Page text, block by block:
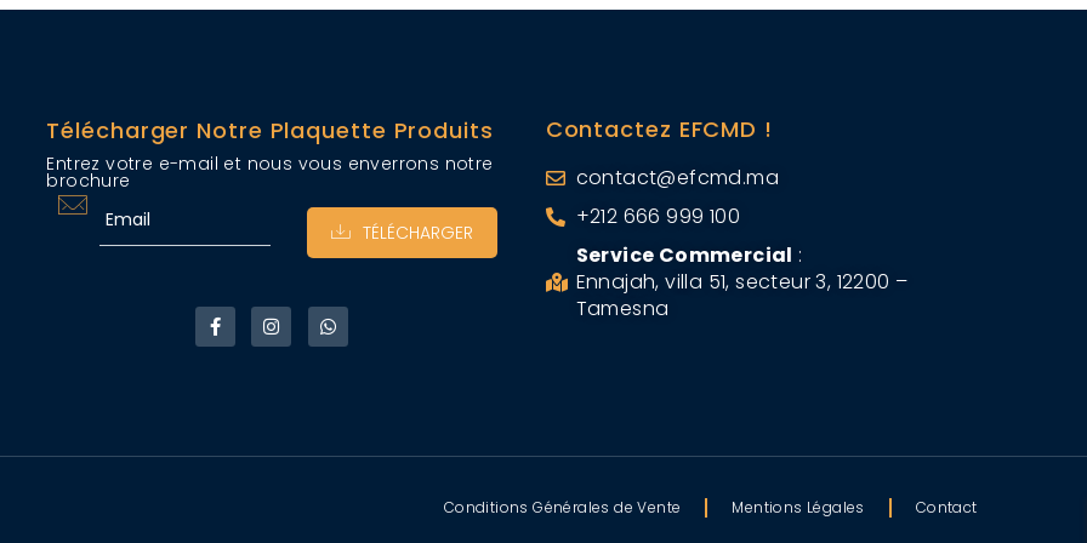
Télécharger Notre Plaquette Produits
Entrez votre e-mail et nous vous enverrons notre
brochure
TÉLÉCHARGER
Contactez EFCMD !
contact@efcmd.ma
+212 666 999 100
Service Commercial :
Ennajah, villa 51, secteur 3, 12200 –
Tamesna
Conditions Générales de Vente Mentions Légales Contact